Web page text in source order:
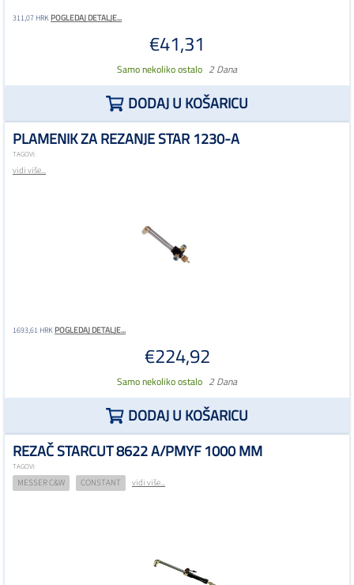
311,07 HRKPOGLEDAJ DETALJE...
€41,31
Samo nekoliko ostalo 2 Dana
DODAJ U KOŠARICU
PLAMENIK ZA REZANJE STAR 1230-A
TAGOVI:
vidi više...
1693,61 HRKPOGLEDAJ DETALJE...
€224,92
Samo nekoliko ostalo 2 Dana
DODAJ U KOŠARICU
REZAČ STARCUT 8622 A/PMYF 1000 MM
TAGOVI:
MESSER C&W CONSTANT vidi više...